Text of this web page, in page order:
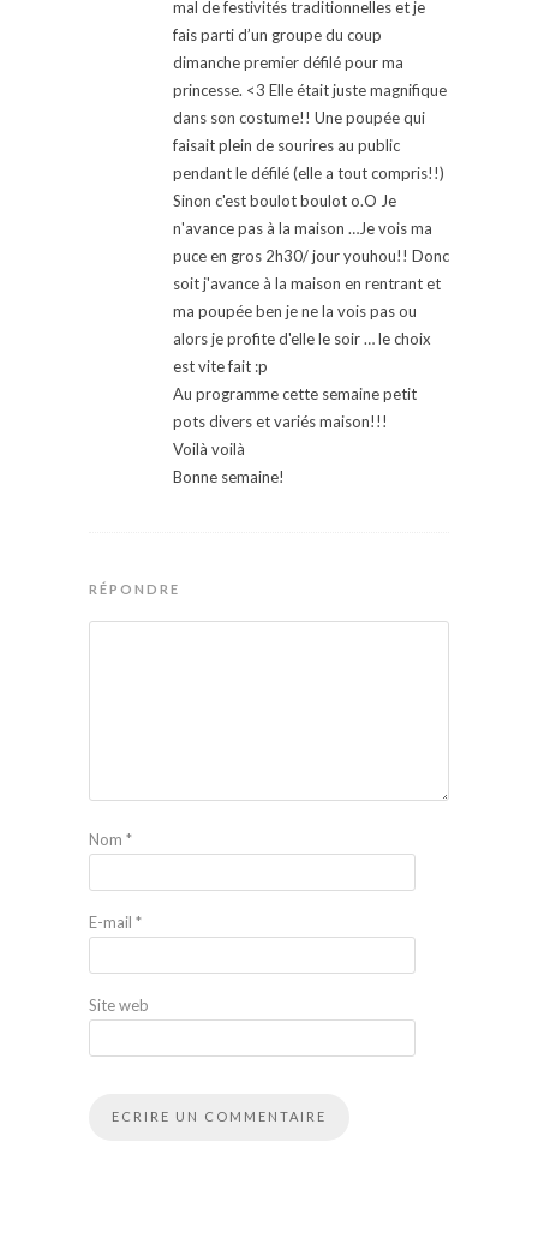
mal de festivités traditionnelles et je
fais parti d’un groupe du coup
dimanche premier défilé pour ma
princesse. <3 Elle était juste magnifique
dans son costume!! Une poupée qui
faisait plein de sourires au public
pendant le défilé (elle a tout compris!!)
Sinon c'est boulot boulot o.O Je
n'avance pas à la maison …Je vois ma
puce en gros 2h30/ jour youhou!! Donc
soit j'avance à la maison en rentrant et
ma poupée ben je ne la vois pas ou
alors je profite d'elle le soir … le choix
est vite fait :p
Au programme cette semaine petit
pots divers et variés maison!!!
Voilà voilà
Bonne semaine!
RÉPONDRE
Nom *
E-mail *
Site web